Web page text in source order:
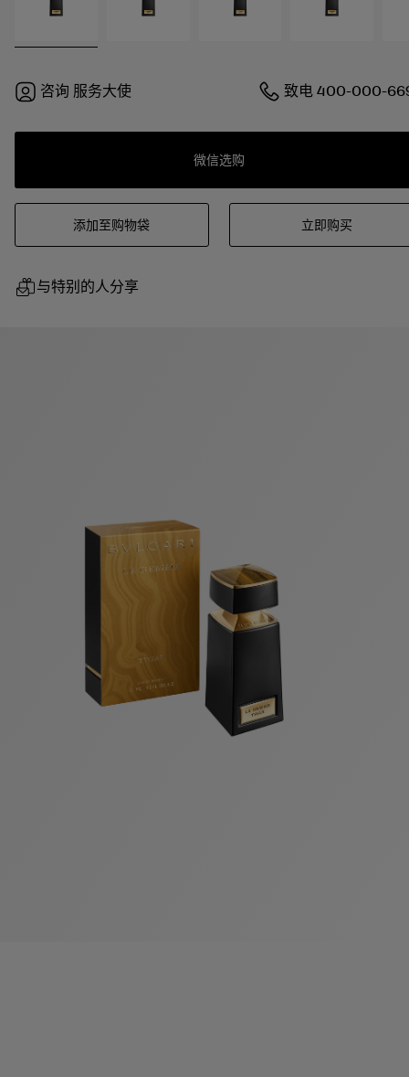
咨询 服务大使 致电400-000-
微信选购
添加至购物袋 立即购买
与特别的人分享